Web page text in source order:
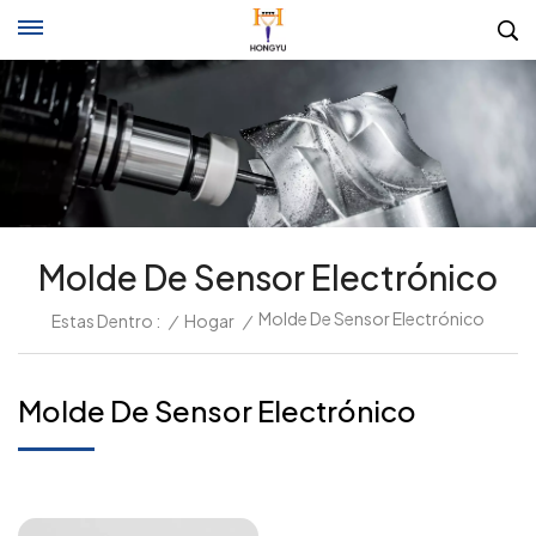
Molde De Sensor Electrónico
Estas Dentro : / Hogar / Molde De Sensor Electrónico
Molde De Sensor Electrónico